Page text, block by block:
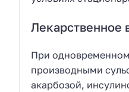
Лекарственное
При
производными
акарбозой,